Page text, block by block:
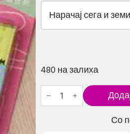
Нарачај сега и
480 на залиха
Компактен
сет
за
Со